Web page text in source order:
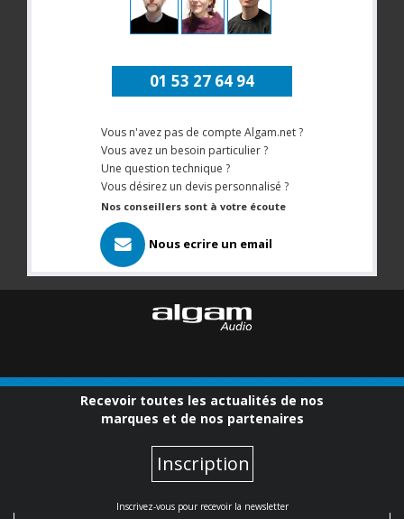
01 53 27 64 94
Vous n'avez pas de compte Algam.net ?
Vous avez un besoin particulier ?
Une question technique ?
Vous désirez un devis personnalisé ?
Nos conseillers sont à votre écoute
Nous ecrire un email
Recevoir toutes les actualités de nos
marques et de nos partenaires
Inscription
Inscrivez-vous pour recevoir la newsletter